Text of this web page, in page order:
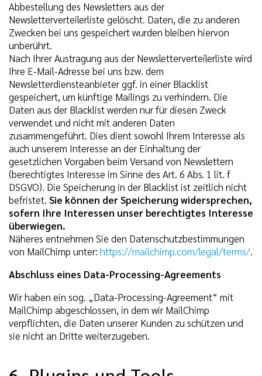
Abbestellung des Newsletters aus der
Newsletterverteilerliste gelöscht. Daten, die zu anderen
Zwecken bei uns gespeichert wurden bleiben hiervon
unberührt.
Nach Ihrer Austragung aus der Newsletterverteilerliste wird
Ihre E-Mail-Adresse bei uns bzw. dem
Newsletterdiensteanbieter ggf. in einer Blacklist
gespeichert, um künftige Mailings zu verhindern. Die
Daten aus der Blacklist werden nur für diesen Zweck
verwendet und nicht mit anderen Daten
zusammengeführt. Dies dient sowohl Ihrem Interesse als
auch unserem Interesse an der Einhaltung der
gesetzlichen Vorgaben beim Versand von Newslettern
(berechtigtes Interesse im Sinne des Art. 6 Abs. 1 lit. f
DSGVO). Die Speicherung in der Blacklist ist zeitlich nicht
befristet. Sie können der Speicherung widersprechen,
sofern Ihre Interessen unser berechtigtes Interesse
überwiegen.
Näheres entnehmen Sie den Datenschutzbestimmungen
von MailChimp unter: https://mailchimp.com/legal/terms/.
Abschluss eines Data-Processing-Agreements
Wir haben ein sog. „Data-Processing-Agreement“ mit
MailChimp abgeschlossen, in dem wir MailChimp
verpflichten, die Daten unserer Kunden zu schützen und
sie nicht an Dritte weiterzugeben.